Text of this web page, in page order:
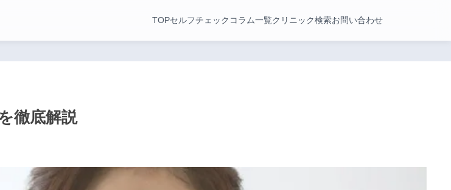
TOPセルフチェック コラム一覧クリニック検索お問い合わせ
徹底解説